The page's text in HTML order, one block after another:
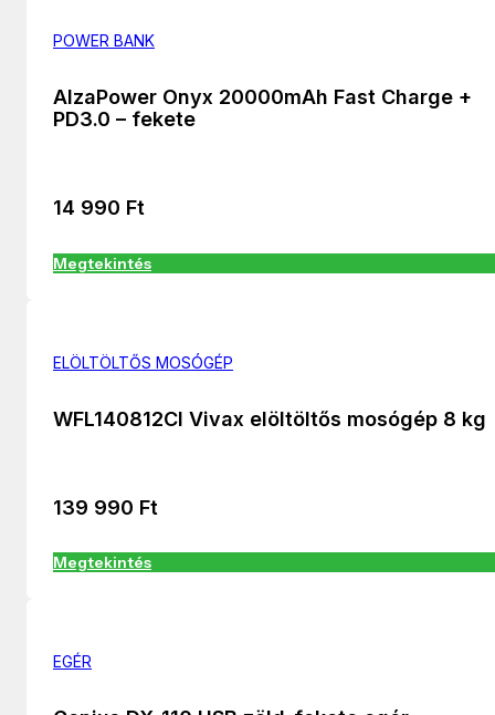
POWER BANK
AlzaPower Onyx 20000mAh Fast Charge +
PD3.0 – fekete
14 990 Ft
Megtekintés
ELÖLTÖLTŐS MOSÓGÉP
WFL140812CI Vivax elöltöltős mosógép 8 kg
139 990 Ft
Megtekintés
EGÉR